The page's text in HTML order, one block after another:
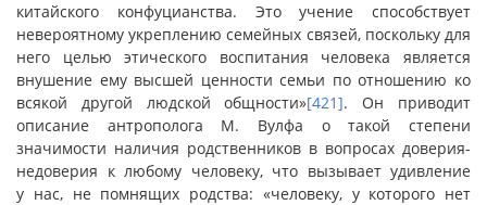
китайского конфуцианства. Это учение способствует
невероятному укреплению семейных связей, поскольку для
него целью этического воспитания человека является
внушение ему высшей ценности семьи по отношению ко
всякой другой людской общности»[421]. Он приводит
описание антрополога М. Вулфа о такой степени
значимости наличия родственников в вопросах доверия-
недоверия к любому человеку, что вызывает удивление
у нас, не помнящих родства: «человеку, у которого нет